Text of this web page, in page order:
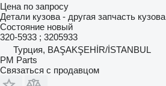
Цена по запросу
Детали кузова - другая запчасть кузова
Состояние новый
320-5933 ; 3205933
Турция, BAŞAKŞEHİR/İSTANBUL
PM Parts
Связаться с продавцом